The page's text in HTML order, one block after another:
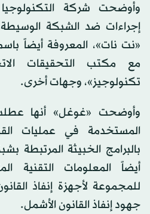
وأوضحت شركة
إجراءات ضد الشبكة الوسيطة
«نت نات»، المعروفة أيضاً
مع مكتب التحقيقات
تكنولوجيز»، وجهات أخرى.
وأوضحت «غوغل» أنها
المستخدمة في عمليات
بالبرامج الخبيثة ​المرتبطة
أيضاً المعلومات التقنية
للمجموعة لأجهزة إنفاذ
جهود إنفاذ القانون الأشمل.